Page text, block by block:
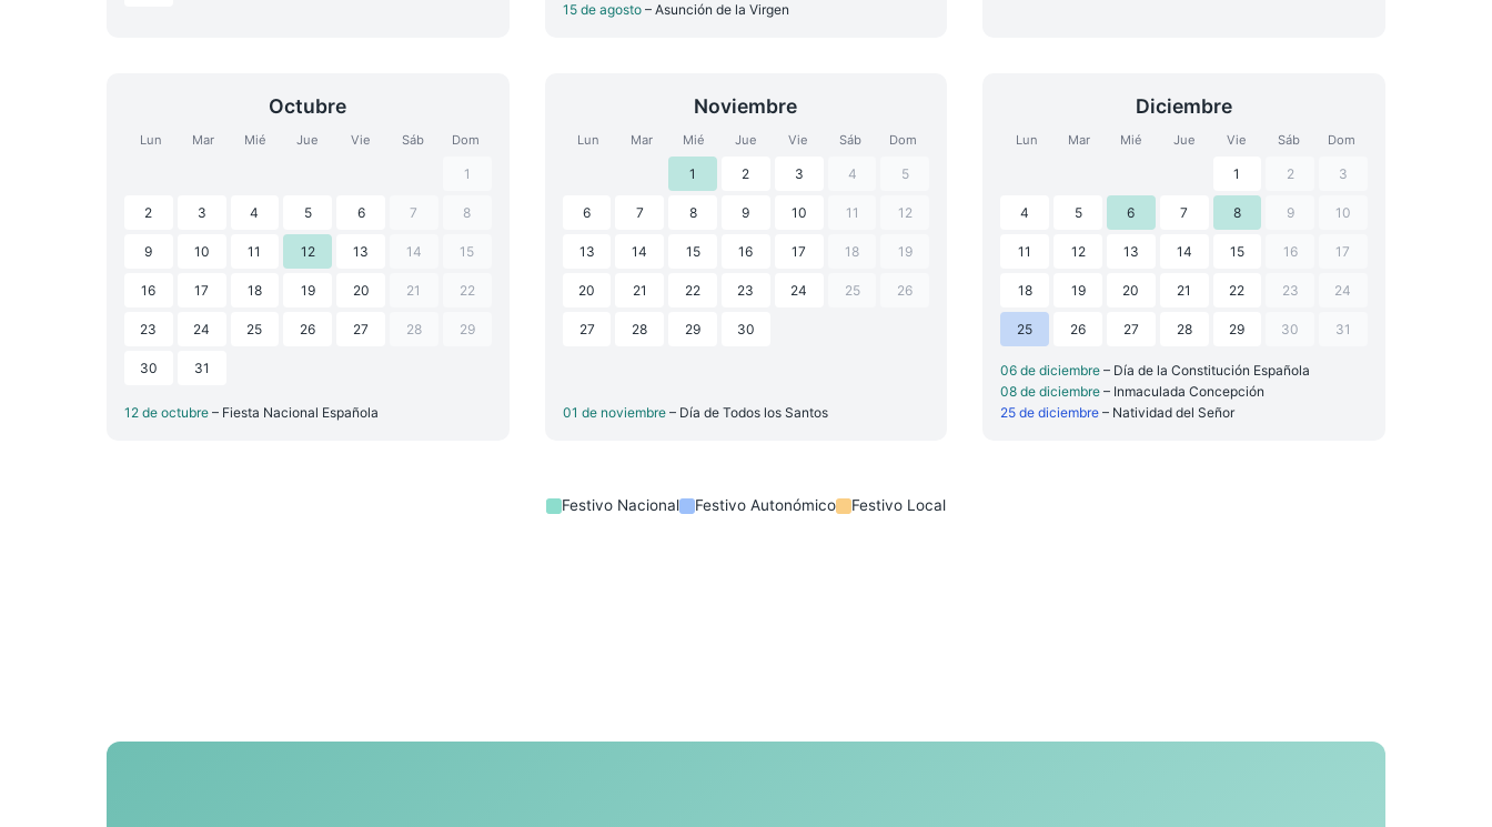
15 de agosto – Asunción de la Virgen
Octubre
Lun Mar Mié Jue Vie Sáb Dom
1
2 3 4 5 6 7 8
9 10 11 12 13 14 15
16 17 18 19 20 21 22
23 24 25 26 27 28 29
30 31
12 de octubre – Fiesta Nacional Española
Noviembre
Lun Mar Mié Jue Vie Sáb Dom
1 2 3 4 5
6 7 8 9 10 11 12
13 14 15 16 17 18 19
20 21 22 23 24 25 26
27 28 29 30
01 de noviembre – Día de Todos los Santos
Diciembre
Lun Mar Mié Jue Vie Sáb Dom
1 2 3
4 5 6 7 8 9 10
11 12 13 14 15 16 17
18 19 20 21 22 23 24
25 26 27 28 29 30 31
06 de diciembre– Día de la Constitución Española
08 de diciembre– Inmaculada Concepción
25 de diciembre– Natividad del Señor
Festivo Nacional Festivo Autonómico Festivo Local